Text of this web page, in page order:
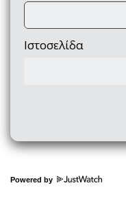
Ιστοσελίδα
Powered by